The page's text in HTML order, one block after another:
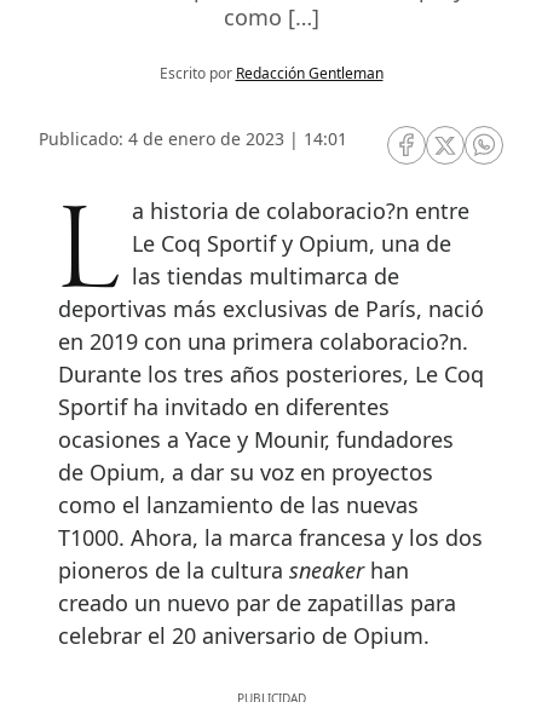
como […]
Escrito por Redacción Gentleman
Publicado: 4 de enero de 2023 | 14:01
RRSS Facebook
RRSSRRSS
La historia de colaboracio?n entre Le Coq Sportif y Opium, una de
las tiendas multimarca de
deportivas más exclusivas de París, nació
en 2019 con una primera colaboracio?n.
Durante los tres años posteriores, Le Coq
Sportif ha invitado en diferentes
ocasiones a Yace y Mounir, fundadores
de Opium, a dar su voz en proyectos
como el lanzamiento de las nuevas
T1000. Ahora, la marca francesa y los dos
pioneros de la cultura sneakerhan
creado un nuevo par de zapatillas para
celebrar el 20 aniversario de Opium.